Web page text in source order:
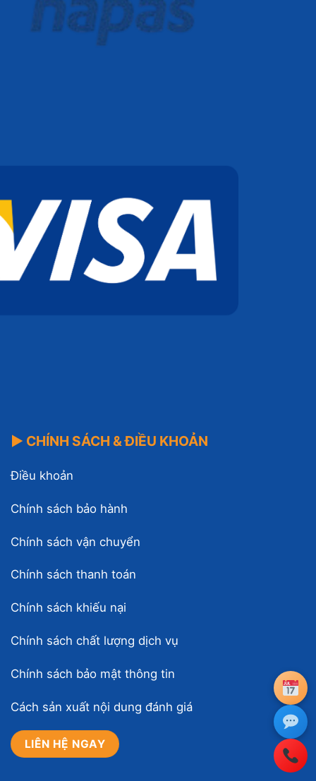
▶ CHÍNH SÁCH & ĐIỀU KHOẢN
Điều khoản
Chính sách bảo hành
Chính sách vận chuyển
Chính sách thanh toán
Chính sách khiếu nại
Chính sách chất lượng dịch vụ
Chính sách bảo mật thông tin
Cách sản xuất nội dung đánh giá
LIÊN HỆ NGAY